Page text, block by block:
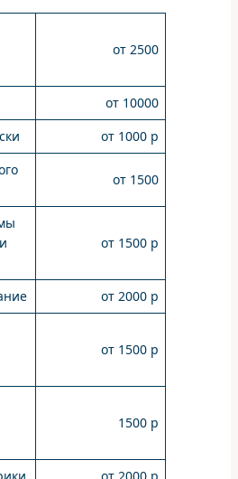
от 2500
от 10000
от 1000 р
от 1500
от 1500 р
от 2000 р
от 1500 р
1500 р